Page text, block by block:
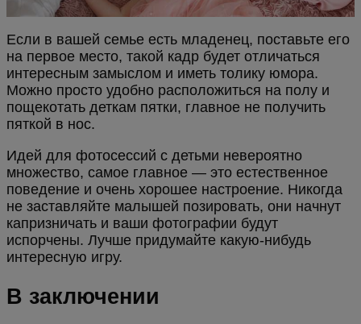
Если в вашей семье есть младенец, поставьте его
на первое место, такой кадр будет отличаться
интересным замыслом и иметь толику юмора.
Можно просто удобно расположиться на полу и
пощекотать деткам пятки, главное не получить
пяткой в нос.
Идей для фотосессий с детьми невероятно
множество, самое главное — это естественное
поведение и очень хорошее настроение. Никогда
не заставляйте малышей позировать, они начнут
капризничать и ваши фотографии будут
испорчены. Лучше придумайте какую-нибудь
интересную игру.
В заключении